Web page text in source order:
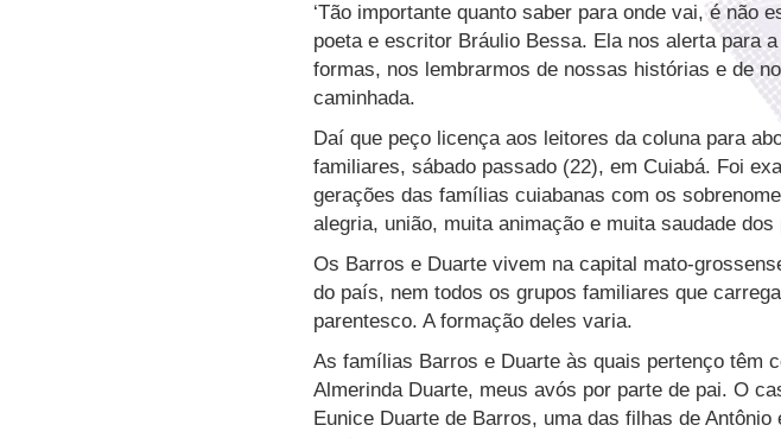
‘Tão importante quanto saber para onde vai, é não
poeta e escritor Bráulio Bessa. Ela nos alerta para
formas, nos lembrarmos de nossas histórias e de
caminhada.
Daí que peço licença aos leitores da coluna para
familiares, sábado passado (22), em Cuiabá. Foi
gerações das famílias cuiabanas com os
alegria, união, muita animação e muita saudade
Os Barros e Duarte vivem na capital mato-
do país, nem todos os grupos familiares que
parentesco. A formação deles varia.
As famílias Barros e Duarte às quais pertenço têm
Almerinda Duarte, meus avós por parte de pai. O
Eunice Duarte de Barros, uma das filhas de